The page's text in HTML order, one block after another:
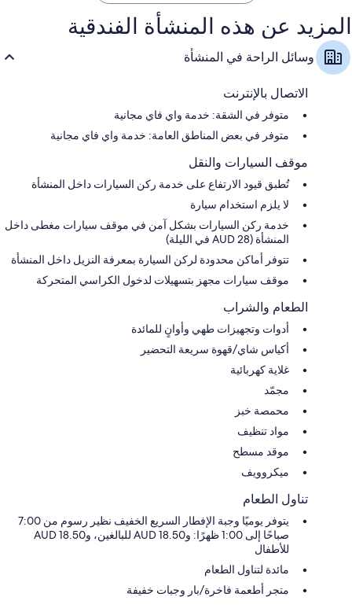
المزيد عن هذه المنشأة الفندقية
وسائل الراحة في المنشأة
الاتصال بالإنترنت
متوفر في الشقة: خدمة واي فاي مجانية
متوفر في بعض المناطق العامة: خدمة واي فاي مجانية
موقف السيارات والنقل
تُطبق قيود الارتفاع على خدمة ركن السيارات داخل المنشأة
لا يلزم استخدام سيارة
خدمة ركن السيارات بشكل آمن في موقف سيارات مغطى داخل
المنشأة (AUD 28 في الليلة)
تتوفر أماكن محدودة لركن السيارة بمعرفة النزيل داخل المنشأة
موقف سيارات مجهز بتسهيلات لدخول الكراسي المتحركة
الطعام والشراب
أدوات وتجهيزات طهي وأوانٍ للمائدة
أكياس شاي/قهوة سريعة التحضير
غلاية كهربائية
مجمّد
محمصة خبز
مواد تنظيف
موقد مسطح
ميكروويف
تناول الطعام
يتوفر يوميًا وجبة الإفطار السريع الخفيف نظير رسوم من 7:00
صباحًا إلى 1:00 ظهرًا: و18.50 AUD للبالغين، و18.50 AUD
للأطفال
مائدة لتناول الطعام
متجر أطعمة فاخرة/بار وجبات خفيفة